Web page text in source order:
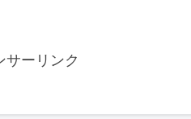
サーリンク